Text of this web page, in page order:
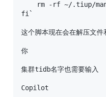
rm -rf ~/.tiup/
fi`
这个脚本现在会在解压文
你
集群tidb名字也需要输入
Copilot